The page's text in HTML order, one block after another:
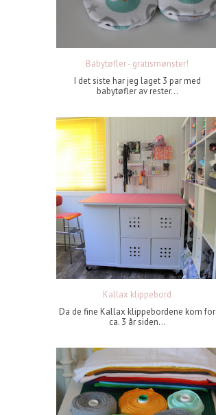
Babytøfler - gratismønster!
I det siste har jeg laget 3 par med
babytøfler av rester...
Kallax klippebord
Da de fine Kallax klippebordene kom for
ca. 3 år siden...